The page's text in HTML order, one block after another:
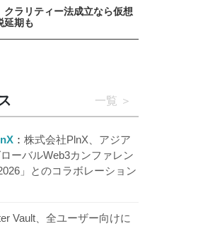
クラリティー法成立なら仮想
延期も
一覧
株式会社PlnX、アジア
ーバルWeb3カンファレン
」とのコラボレーション
Vault、全ユーザー向けに